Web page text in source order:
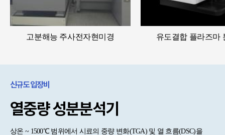
고분해능 주사전자현미경 유도결합 플라즈마
신규도입장비
열중량 성분분석기
상온 ~ 1500℃ 범위에서 시료의 중량 변화(TGA) 및 열 흐름(DSC)을